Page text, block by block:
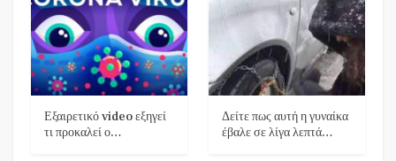
Εξαιρετικό video εξηγεί
τι προκαλεί ο…
Δείτε πως αυτή η γυναίκα
έβαλε σε λίγα λεπτά…